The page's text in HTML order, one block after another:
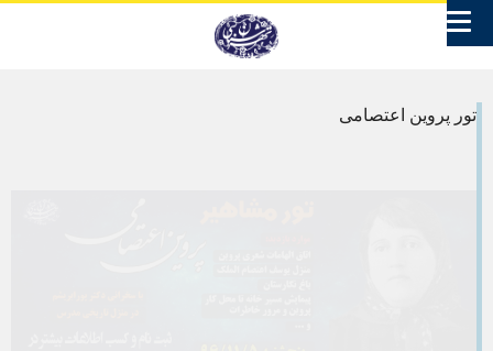
تور پروین اعتصامی